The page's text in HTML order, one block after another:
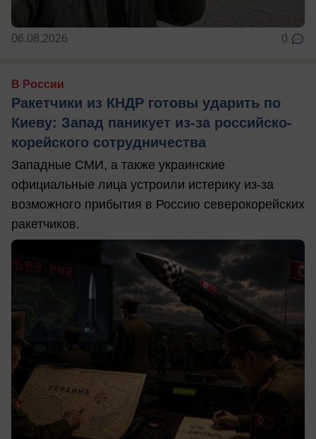
06.08.2026 0
В России
Ракетчики из КНДР готовы ударить по
Киеву: Запад паникует из-за российско-
корейского сотрудничества
Западные СМИ, а также украинские
официальные лица устроили истерику из-за
возможного прибытия в Россию северокорейских
ракетчиков.